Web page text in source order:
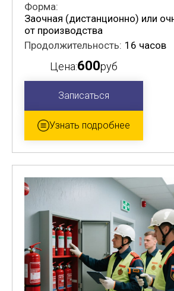
Форма:
Заочная (дистанционно) или
от производства
Продолжительность: 16 часов
Цена:600руб
Записаться
Узнать подробнее